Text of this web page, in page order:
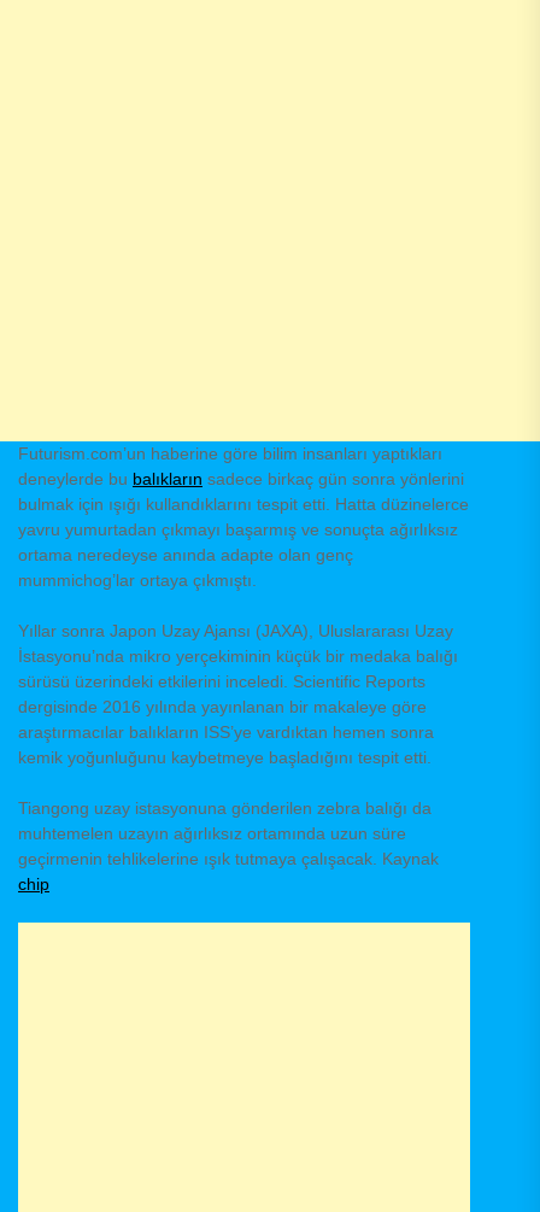
Futurism.com’un haberine göre bilim insanları yaptıkları
deneylerde bu balıkların sadece birkaç gün sonra yönlerini
bulmak için ışığı kullandıklarını tespit etti. Hatta düzinelerce
yavru yumurtadan çıkmayı başarmış ve sonuçta ağırlıksız
ortama neredeyse anında adapte olan genç
mummichog’lar ortaya çıkmıştı.
Yıllar sonra Japon Uzay Ajansı (JAXA), Uluslararası Uzay
İstasyonu’nda mikro yerçekiminin küçük bir medaka balığı
sürüsü üzerindeki etkilerini inceledi. Scientific Reports
dergisinde 2016 yılında yayınlanan bir makaleye göre
araştırmacılar balıkların ISS’ye vardıktan hemen sonra
kemik yoğunluğunu kaybetmeye başladığını tespit etti.
Tiangong uzay istasyonuna gönderilen zebra balığı da
muhtemelen uzayın ağırlıksız ortamında uzun süre
geçirmenin tehlikelerine ışık tutmaya çalışacak. Kaynak
chip